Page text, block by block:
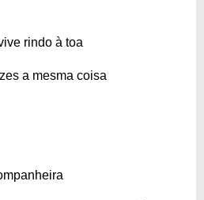
rindo à toa
a mesma coisa